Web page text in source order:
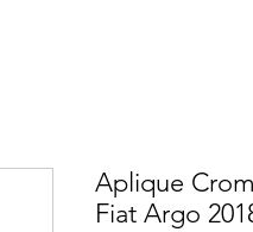
Aplique
Fiat Argo